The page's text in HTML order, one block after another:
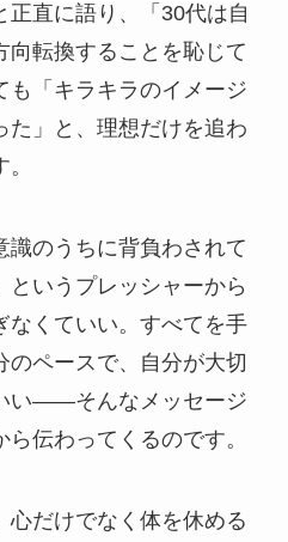
正直に語り、「30代は自
向転換することを恥じて
も「キラキラのイメージ
た」と、理想だけを追わ
識のうちに背負わされて
というプレッシャーから
なくていい。すべてを手
のペースで、自分が大切
い——そんなメッセージ
伝わってくるのです。
心だけでなく体を休める